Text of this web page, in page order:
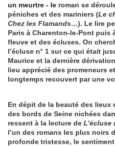
un meurtre - le roman se
péniches et des mariniers (Le
Chez les Flamands…). Le lire
Paris à Charenton-le-Pont puis
fleuve et des écluses. On
l’écluse n° 1 sur ce qui était
Maurice et la dernière
lieu apprécié des promeneurs
longtemps recouvert par une
En dépit de la beauté des lieux
des bords de Seine nichées
ressent à la lecture de L’écluse
l’un des romans les plus noirs
profonde tristesse, le